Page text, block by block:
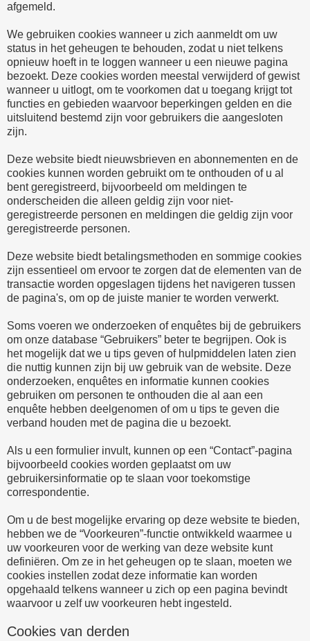
afgemeld.
We gebruiken cookies wanneer u zich aanmeldt om uw
status in het geheugen te behouden, zodat u niet telkens
opnieuw hoeft in te loggen wanneer u een nieuwe pagina
bezoekt. Deze cookies worden meestal verwijderd of gewist
wanneer u uitlogt, om te voorkomen dat u toegang krijgt tot
functies en gebieden waarvoor beperkingen gelden en die
uitsluitend bestemd zijn voor gebruikers die aangesloten
zijn.
Deze website biedt nieuwsbrieven en abonnementen en de
cookies kunnen worden gebruikt om te onthouden of u al
bent geregistreerd, bijvoorbeeld om meldingen te
onderscheiden die alleen geldig zijn voor niet-
geregistreerde personen en meldingen die geldig zijn voor
geregistreerde personen.
Deze website biedt betalingsmethoden en sommige cookies
zijn essentieel om ervoor te zorgen dat de elementen van de
transactie worden opgeslagen tijdens het navigeren tussen
de pagina's, om op de juiste manier te worden verwerkt.
Soms voeren we onderzoeken of enquêtes bij de gebruikers
om onze database “Gebruikers” beter te begrijpen. Ook is
het mogelijk dat we u tips geven of hulpmiddelen laten zien
die nuttig kunnen zijn bij uw gebruik van de website. Deze
onderzoeken, enquêtes en informatie kunnen cookies
gebruiken om personen te onthouden die al aan een
enquête hebben deelgenomen of om u tips te geven die
verband houden met de pagina die u bezoekt.
Als u een formulier invult, kunnen op een “Contact”-pagina
bijvoorbeeld cookies worden geplaatst om uw
gebruikersinformatie op te slaan voor toekomstige
correspondentie.
Om u de best mogelijke ervaring op deze website te bieden,
hebben we de “Voorkeuren”-functie ontwikkeld waarmee u
uw voorkeuren voor de werking van deze website kunt
definiëren. Om ze in het geheugen op te slaan, moeten we
cookies instellen zodat deze informatie kan worden
opgehaald telkens wanneer u zich op een pagina bevindt
waarvoor u zelf uw voorkeuren hebt ingesteld.
Cookies van derden